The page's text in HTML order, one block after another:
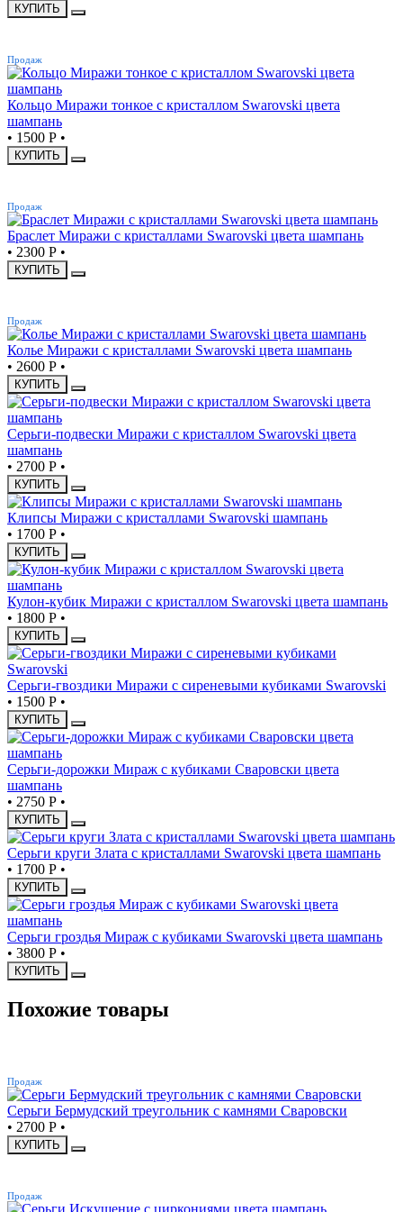
КУПИТЬ
Продаж
Кольцо Миражи тонкое с кристаллом Swarovski цвета
шампань
• 1500 Р •
КУПИТЬ
Продаж
Браслет Миражи с кристаллами Swarovski цвета шампань
• 2300 Р •
КУПИТЬ
Продаж
Колье Миражи с кристаллами Swarovski цвета шампань
• 2600 Р •
КУПИТЬ
Серьги-подвески Миражи с кристаллом Swarovski цвета
шампань
• 2700 Р •
КУПИТЬ
Клипсы Миражи с кристаллами Swarovski шампань
• 1700 Р •
КУПИТЬ
Кулон-кубик Миражи с кристаллом Swarovski цвета шампань
• 1800 Р •
КУПИТЬ
Серьги-гвоздики Миражи с сиреневыми кубиками Swarovski
• 1500 Р •
КУПИТЬ
Серьги-дорожки Мираж с кубиками Сваровски цвета
шампань
• 2750 Р •
КУПИТЬ
Серьги круги Злата с кристаллами Swarovski цвета шампань
• 1700 Р •
КУПИТЬ
Серьги гроздья Мираж с кубиками Swarovski цвета шампань
• 3800 Р •
КУПИТЬ
Похожие товары
Продаж
Серьги Бермудский треугольник с камнями Сваровски
• 2700 Р •
КУПИТЬ
Продаж